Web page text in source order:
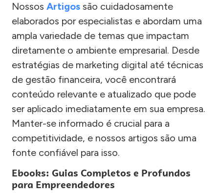
Nossos Artigos são cuidadosamente
elaborados por especialistas e abordam uma
ampla variedade de temas que impactam
diretamente o ambiente empresarial. Desde
estratégias de marketing digital até técnicas
de gestão financeira, você encontrará
conteúdo relevante e atualizado que pode
ser aplicado imediatamente em sua empresa.
Manter-se informado é crucial para a
competitividade, e nossos artigos são uma
fonte confiável para isso.
Ebooks: Guias Completos e Profundos
para Empreendedores